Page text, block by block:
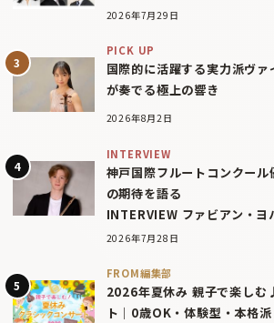
2026年7月29日
PICK UP
国際的に活躍する実力派ヴ
が奏でる極上の響き
2026年8月2日
INTERVIEW
神戸国際フルートコンクー
の期待を語る
INTERVIEW ファビアン・ヨ
2026年7月28日
FROM編集部
2026年夏休み 親子で楽し
ト｜0歳OK・体験型・本格